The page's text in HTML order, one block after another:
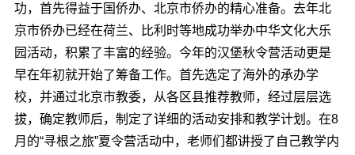
功，首先得益于国侨办、北京市侨办的精心准备。去年北
京市侨办已经在荷兰、比利时等地成功举办中华文化大乐
园活动，积累了丰富的经验。今年的汉堡秋令营活动更是
早在年初就开始了筹备工作。首先选定了海外的承办学
校，并通过北京市教委，从各区县推荐教师，经过层层选
拔，确定教师后，制定了详细的活动安排和教学计划。在8
月的“寻根之旅”夏令营活动中，老师们都讲授了自己教学内